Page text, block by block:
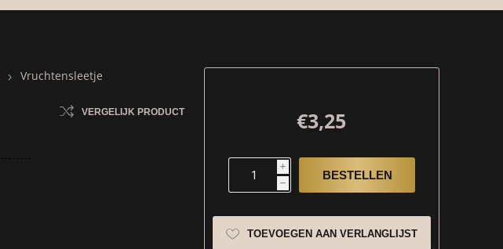
Vruchtensleetje
VERGELIJK PRODUCT €3,25
i
h
TOEVOEGEN AAN VERLANGLIJST